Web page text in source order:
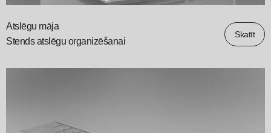
Atslēgu māja
Stends atslēgu organizēšanai
Skatīt